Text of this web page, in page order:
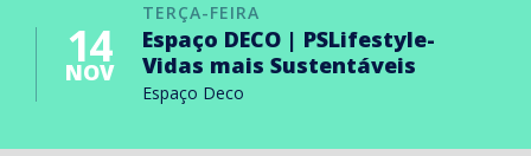
TERÇA-FEIRA
14
NOV
Espaço DECO | PSLifestyle-
Vidas mais Sustentáveis
Espaço Deco